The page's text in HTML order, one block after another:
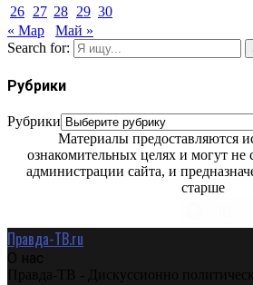
26 27 28 29 30
« Мар
Май »
Search for:
Рубрики
Рубрики
Материалы предоставляются
ознакомительных целях и могут не
администрации сайта, и
старше
Правда-ТВ.ru
О нас
Правда-ТВ - Дискуссионно